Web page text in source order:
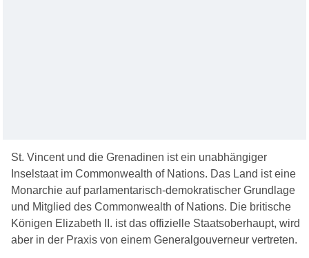
St. Vincent und die Grenadinen ist ein unabhängiger
Inselstaat im Commonwealth of Nations. Das Land ist eine
Monarchie auf parlamentarisch-demokratischer Grundlage
und Mitglied des Commonwealth of Nations. Die britische
Königen Elizabeth II. ist das offizielle Staatsoberhaupt, wird
aber in der Praxis von einem Generalgouverneur vertreten.